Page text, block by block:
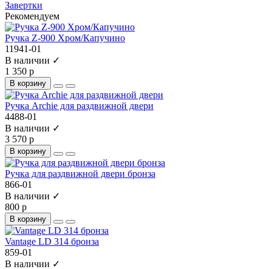
Завертки
Рекомендуем
Ручка Z-900 Хром/Капучино
11941-01
В наличии ✓
1 350 р
В корзину
Ручка Archie для раздвижной двери
4488-01
В наличии ✓
3 570 р
В корзину
Ручка для раздвижной двери бронза
866-01
В наличии ✓
800 р
В корзину
Vantage LD 314 бронза
859-01
В наличии ✓